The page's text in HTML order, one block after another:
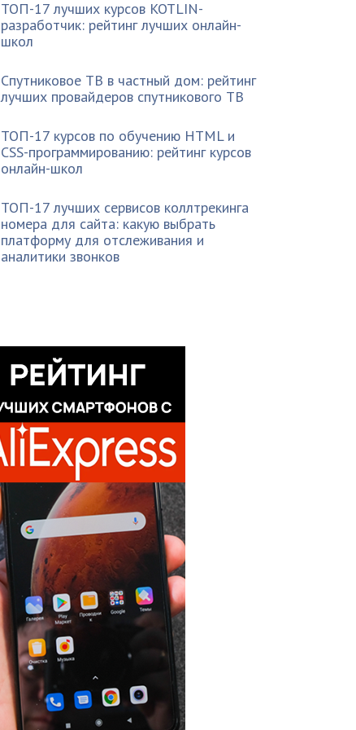
ТОП-17 лучших курсов KOTLIN-
разработчик: рейтинг лучших онлайн-
школ
Спутниковое ТВ в частный дом: рейтинг
лучших провайдеров спутникового ТВ
ТОП-17 курсов по обучению HTML и
CSS-программированию: рейтинг курсов
онлайн-школ
ТОП-17 лучших сервисов коллтрекинга
номера для сайта: какую выбрать
платформу для отслеживания и
аналитики звонков